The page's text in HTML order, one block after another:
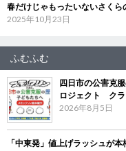
春だけじゃもったいないさく
2025年10月23日
ふむふむ
四日市の公害克
ロジェクト クラ
2026年8月5日
「中東発」値上げラッシュが